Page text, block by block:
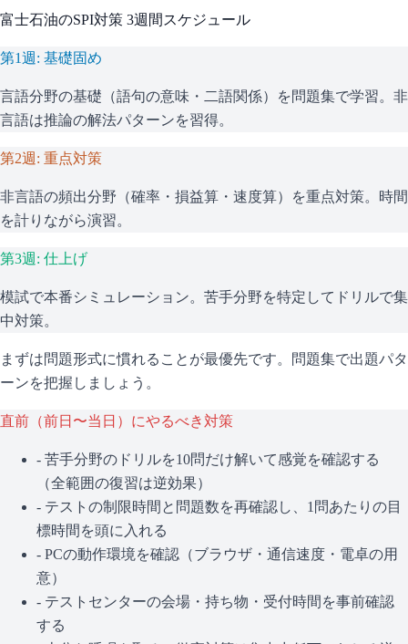
富士石油のSPI対策 3週間スケジュール
第1週: 基礎固め
言語分野の基礎（語句の意味・二語関係）を問題集で学習。非
言語は推論の解法パターンを習得。
第2週: 重点対策
非言語の頻出分野（確率・損益算・速度算）を重点対策。時間
を計りながら演習。
第3週: 仕上げ
模試で本番シミュレーション。苦手分野を特定してドリルで集
中対策。
まずは問題形式に慣れることが最優先です。問題集で出題パタ
ーンを把握しましょう。
直前（前日〜当日）にやるべき対策
- 苦手分野のドリルを10問だけ解いて感覚を確認する
（全範囲の復習は逆効果）
- テストの制限時間と問題数を再確認し、1問あたりの目
標時間を頭に入れる
- PCの動作環境を確認（ブラウザ・通信速度・電卓の用
意）
- テストセンターの会場・持ち物・受付時間を事前確認
する